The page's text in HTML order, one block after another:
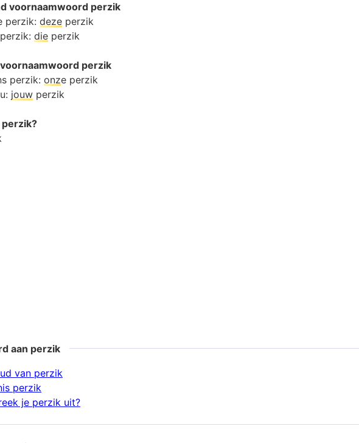
voornaamwoord perzik
perzik: deze perzik
die perzik
perzik
perzik: onze perzik
jouw perzik
perzik?
aan perzik
van perzik
perzik
je perzik uit?